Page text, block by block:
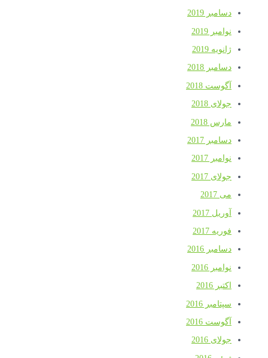
دسامبر 2019
نوامبر 2019
ژانویه 2019
دسامبر 2018
آگوست 2018
جولای 2018
مارس 2018
دسامبر 2017
نوامبر 2017
جولای 2017
می 2017
آوریل 2017
فوریه 2017
دسامبر 2016
نوامبر 2016
اکتبر 2016
سپتامبر 2016
آگوست 2016
جولای 2016